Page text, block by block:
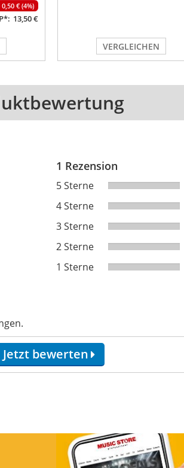
€ (4%)
13,50 €
VERGLEICHEN
1 Rezension
5 Sterne
4 Sterne
3 Sterne
2 Sterne
1 Sterne
Jetzt bewerten